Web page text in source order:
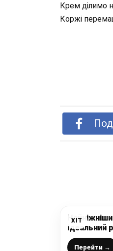
Крем ділимо
Коржі
ХІТ
ідеальний
вже дуже
Перейти →